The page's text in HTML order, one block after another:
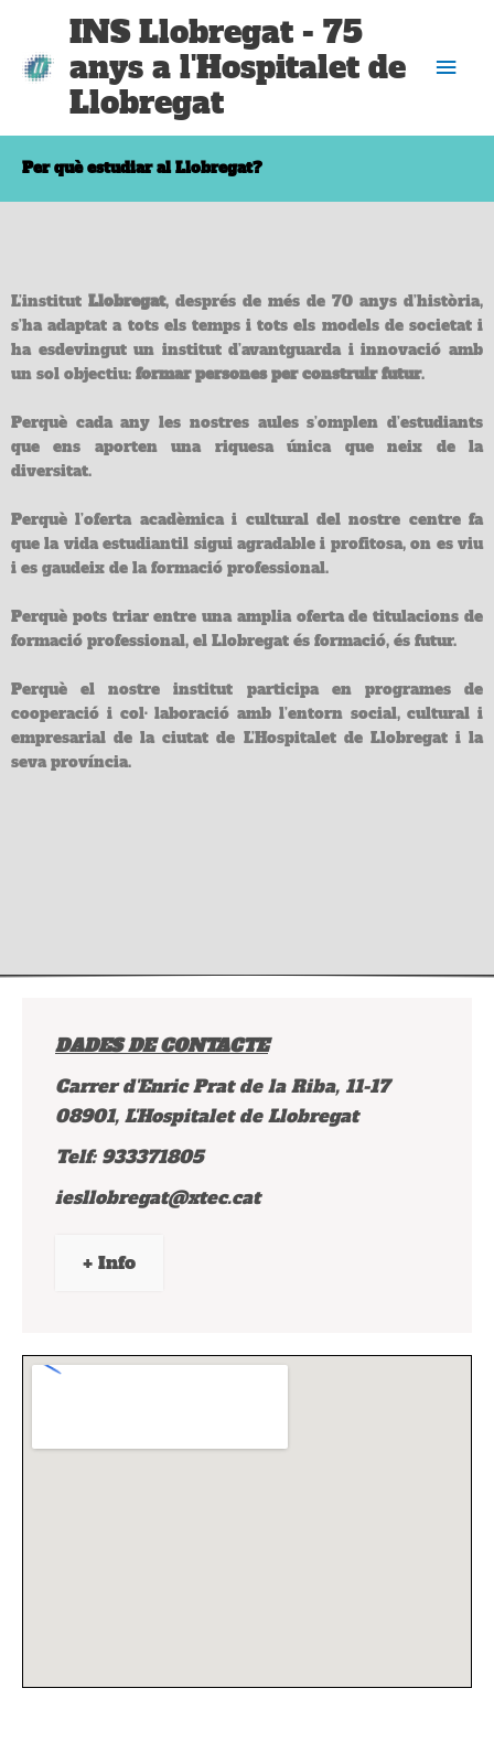
contingut
INS Llobregat - 75
anys a l'Hospitalet de
Llobregat
Per què estudiar al Llobregat?
L’institut Llobregat, després de més de 70 anys d’història,
s’ha adaptat a tots els temps i tots els models de societat i
ha esdevingut un institut d’avantguarda i innovació amb
un sol objectiu: formar persones per construir futur.
Perquè cada any les nostres aules s’omplen d’estudiants
que ens aporten una riquesa única que neix de la
diversitat.
Perquè l’oferta acadèmica i cultural del nostre centre fa
que la vida estudiantil sigui agradable i profitosa, on es viu
i es gaudeix de la formació professional.
Perquè pots triar entre una amplia oferta de titulacions de
formació professional, el Llobregat és formació, és futur.
Perquè el nostre institut participa en programes de
cooperació i col· laboració amb l’entorn social, cultural i
empresarial de la ciutat de L’Hospitalet de Llobregat i la
seva província.
DADES DE CONTACTE
Carrer d'Enric Prat de la Riba, 11-17
08901, L'Hospitalet de Llobregat
Telf: 933371805
iesllobregat@xtec.cat
+ Info